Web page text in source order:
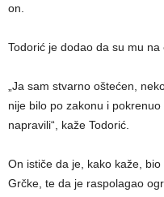
on.
Todorić je dodao da su mu
„Ja sam stvarno oštećen,
nije bilo po zakonu i
napravili“, kaže Todorić.
On ističe da je, kako kaže,
Grčke, te da je raspolagao